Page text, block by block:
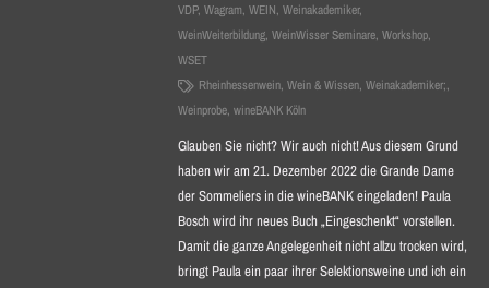
VDP, Wagram, WEIN, Weinakademiker,
WeinWeiterbildung, WeinWisser Seminare, Workshop,
WSET
Rheinhessenwein,Wein & Wissen,Weinakademiker;,
Weinprobe, wineBANK Köln
Glauben Sie nicht? Wir auch nicht! Aus diesem Grund
haben wir am 21. Dezember 2022 die Grande Dame
der Sommeliers in die wineBANK eingeladen! Paula
Bosch wird ihr neues Buch „Eingeschenkt“ vorstellen.
Damit die ganze Angelegenheit nicht allzu trocken wird,
bringt Paula ein paar ihrer Selektionsweine und ich ein